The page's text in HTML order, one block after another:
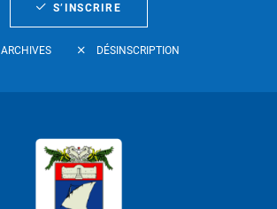
S’INSCRIRE
ARCHIVES DÉSINSCRIPTION